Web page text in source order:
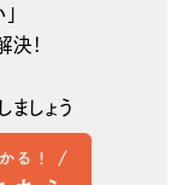
！
しょう